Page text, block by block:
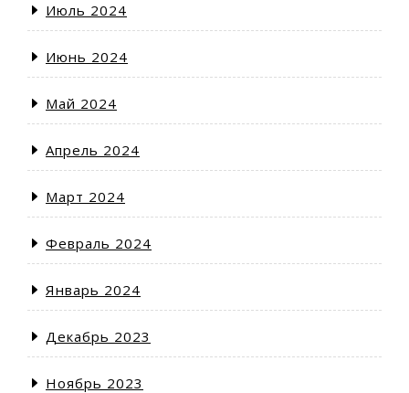
Июль 2024
Июнь 2024
Май 2024
Апрель 2024
Март 2024
Февраль 2024
Январь 2024
Декабрь 2023
Ноябрь 2023